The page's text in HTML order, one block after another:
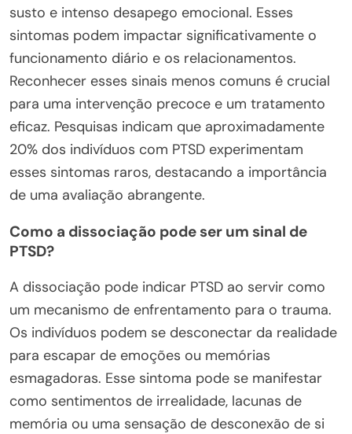
susto e intenso desapego emocional. Esses
sintomas podem impactar significativamente o
funcionamento diário e os relacionamentos.
Reconhecer esses sinais menos comuns é crucial
para uma intervenção precoce e um tratamento
eficaz. Pesquisas indicam que aproximadamente
20% dos indivíduos com PTSD experimentam
esses sintomas raros, destacando a importância
de uma avaliação abrangente.
Como a dissociação pode ser um sinal de
PTSD?
A dissociação pode indicar PTSD ao servir como
um mecanismo de enfrentamento para o trauma.
Os indivíduos podem se desconectar da realidade
para escapar de emoções ou memórias
esmagadoras. Esse sintoma pode se manifestar
como sentimentos de irrealidade, lacunas de
memória ou uma sensação de desconexão de si